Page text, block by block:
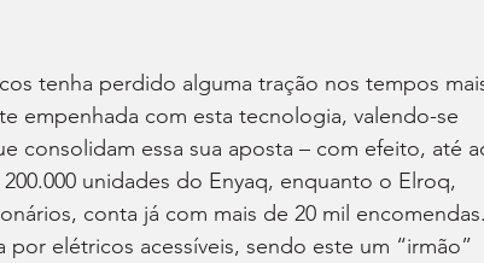
tenha perdido alguma tração nos tempos
empenhada com esta tecnologia, valendo-se
consolidam essa sua aposta – com efeito, até
unidades do Enyaq, enquanto o Elroq,
conta já com mais de 20 mil
por elétricos acessíveis, sendo este um “irmão”